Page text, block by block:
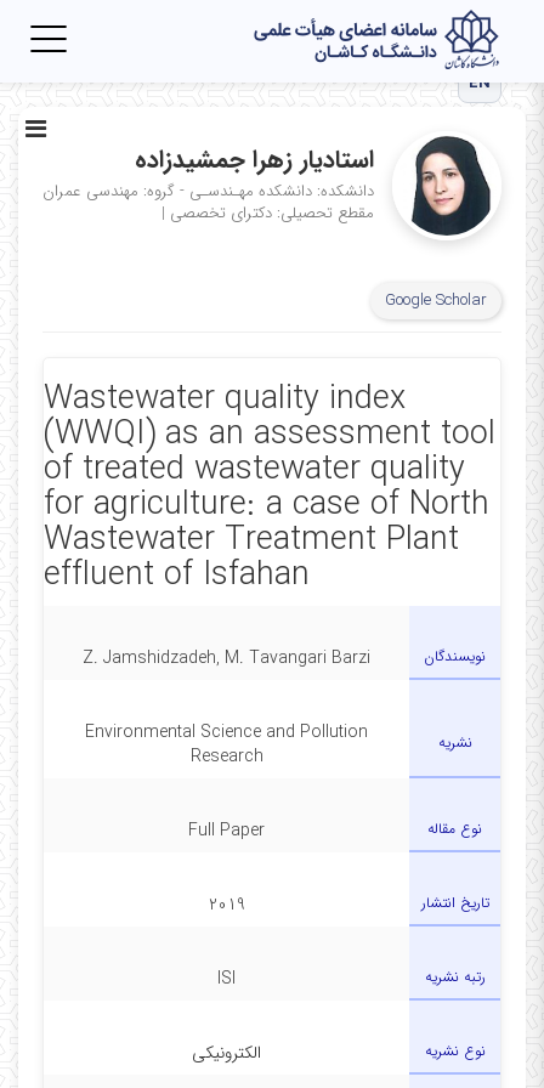
EN
استادیار زهرا جمشیدزاده
دانشکده: دانشکده مهـندسـی - گروه: مهندسی عمران
مقطع تحصیلی: دکترای تخصصی |
Google Scholar
Wastewater quality index
(WWQI) as an assessment tool
of treated wastewater quality
for agriculture: a case of North
Wastewater Treatment Plant
effluent of Isfahan
نویسندگان Z. Jamshidzadeh, M. Tavangari Barzi
نشریه
Environmental Science and Pollution
Research
نوع مقاله Full Paper
تاریخ انتشار 2019
رتبه نشریه ISI
نوع نشریه الکترونیکی